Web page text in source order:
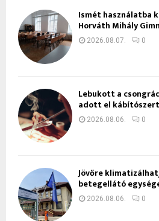
Ismét használatba
Horváth Mihály
2026.08.07. 0
Lebukott a
adott el kábítószert
2026.08.06. 0
Jövőre
betegellátó
2026.08.06. 0